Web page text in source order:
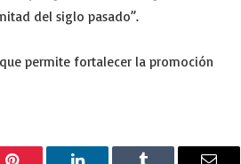
del siglo pasado”.
permite fortalecer la promoción